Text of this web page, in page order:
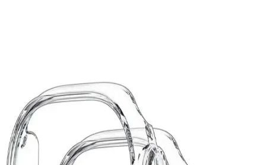
Dikkat Edilmesi Gerekenler
Huawei Fit 4 ve Pro modelleri, sağlık ve spor takibi özellikleriyle
öne çıkan uygun fiyatlı akıllı saatlerdir. Hangi modelin
ihtiyaçlarınıza uygun olduğunu keşfedin.
Samsung Galaxy Watch 4: Gelişmiş Tasarım ve